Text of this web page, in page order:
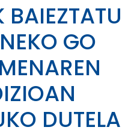
BAIEZTATU
GO
DUTELA